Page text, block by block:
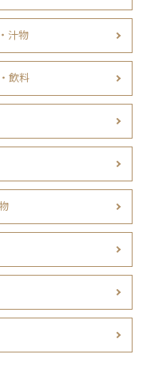
汁物
飲料